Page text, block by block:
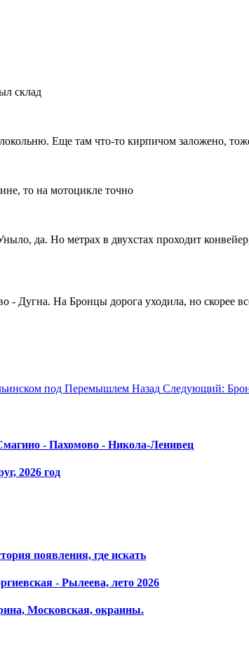
склад
Еще там что-то кирпичом заложено,
то на мотоцикле точно
да. Но метрах в двухстах проходит
Дугна. На Бронцы дорога уходила, но скорее
под Перемышлем Назад Следующий:
- Пахомово - Никола-Ленивец
2026 год
появления, где искать
- Рылеева, лето 2026
Московская, окраины.